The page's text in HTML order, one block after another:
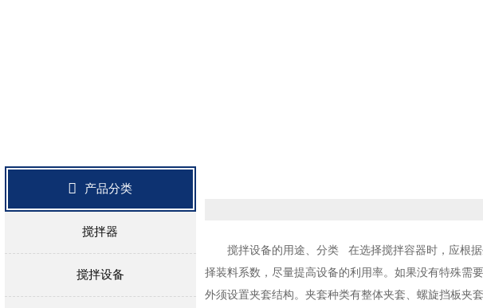
 产品分类
搅拌器
搅拌设备
搅拌设备的用途、分类 在选择搅拌容器时，应根
择装料系数，尽量提高设备的利用率。如果没有特殊需
外须设置夹套结构。夹套种类有整体夹套、螺旋挡板